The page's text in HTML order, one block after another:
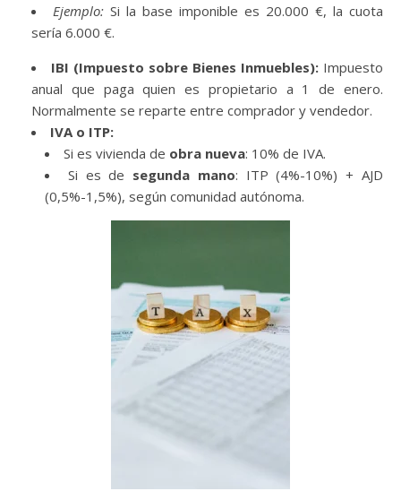
Ejemplo: Si la base imponible es 20.000 €, la cuota
sería 6.000 €.
IBI (Impuesto sobre Bienes Inmuebles): Impuesto
anual que paga quien es propietario a 1 de enero.
Normalmente se reparte entre comprador y vendedor.
IVA o ITP:
Si es vivienda de obra nueva: 10% de IVA.
Si es de segunda mano: ITP (4%-10%) + AJD
(0,5%-1,5%), según comunidad autónoma.